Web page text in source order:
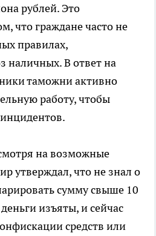
рублей. Это
что граждане часто не
правилах,
наличных. В ответ на
таможни активно
работу, чтобы
на возможные
утверждал, что не знал о
сумму свыше 10
изъяты, и сейчас
средств или